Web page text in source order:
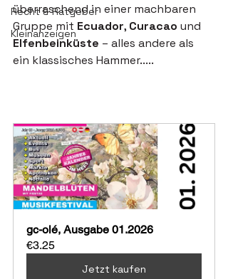
Recht & Ratgeber
Kleinanzeigen
überraschend in einer machbaren
Gruppe mit Ecuador, Curacao und
Elfenbeinküste – alles andere als
ein klassisches Hammer.....
gc-olé, Ausgabe 01.2026
€3.25
Jetzt kaufen